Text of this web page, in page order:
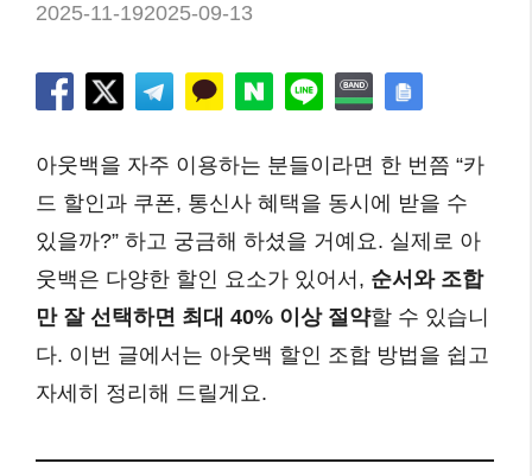
2025-11-192025-09-13
아웃백을 자주 이용하는 분들이라면 한 번쯤 “카
드 할인과 쿠폰, 통신사 혜택을 동시에 받을 수
있을까?” 하고 궁금해 하셨을 거예요. 실제로 아
웃백은 다양한 할인 요소가 있어서, 순서와 조합
만 잘 선택하면 최대 40% 이상 절약할 수 있습니
다. 이번 글에서는 아웃백 할인 조합 방법을 쉽고
자세히 정리해 드릴게요.